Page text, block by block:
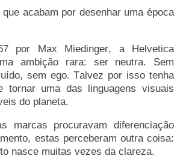
acabam por desenhar uma época
por Max Miedinger, a Helvetica
ambição rara: ser neutra. Sem
sem ego. Talvez por isso tenha
tornar uma das linguagens visuais
do planeta.
marcas procuravam diferenciação
estas perceberam outra coisa:
nasce muitas vezes da clareza.